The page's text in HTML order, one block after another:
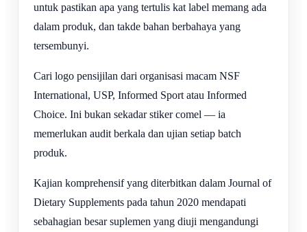
untuk pastikan apa yang tertulis kat label memang ada
dalam produk, dan takde bahan berbahaya yang
tersembunyi.
Cari logo pensijilan dari organisasi macam NSF
International, USP, Informed Sport atau Informed
Choice. Ini bukan sekadar stiker comel — ia
memerlukan audit berkala dan ujian setiap batch
produk.
Kajian komprehensif yang diterbitkan dalam Journal of
Dietary Supplements pada tahun 2020 mendapati
sebahagian besar suplemen yang diuji mengandungi